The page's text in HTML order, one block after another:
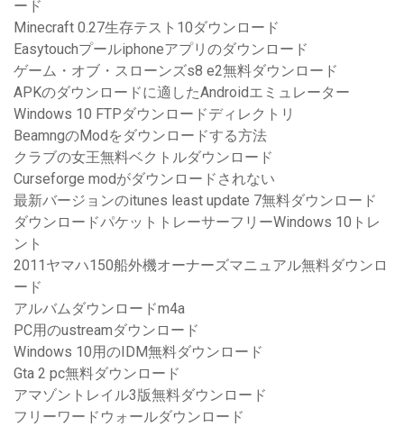
ード
Minecraft 0.27生存テスト10ダウンロード
Easytouchプールiphoneアプリのダウンロード
ゲーム・オブ・スローンズs8 e2無料ダウンロード
APKのダウンロードに適したAndroidエミュレーター
Windows 10 FTPダウンロードディレクトリ
BeamngのModをダウンロードする方法
クラブの女王無料ベクトルダウンロード
Curseforge modがダウンロードされない
最新バージョンのitunes least update 7無料ダウンロード
ダウンロードパケットトレーサーフリーWindows 10トレ
ント
2011ヤマハ150船外機オーナーズマニュアル無料ダウンロ
ード
アルバムダウンロードm4a
PC用のustreamダウンロード
Windows 10用のIDM無料ダウンロード
Gta 2 pc無料ダウンロード
アマゾントレイル3版無料ダウンロード
フリーワードウォールダウンロード